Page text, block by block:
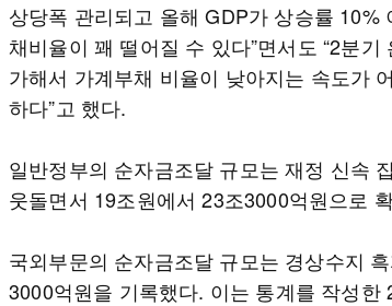
상당폭 관리되고 올해 GDP가 상승률 10%
채비율이 꽤 떨어질 수 있다”면서도 “2분
가해서 가계부채 비율이 낮아지는 속도가
하다”고 했다.
일반정부의 순자금조달 규모는 재정 신속
웃돌면서 19조원에서 23조3000억원으로
국외부문의 순자금조달 규모는 경상수지
3000억원을 기록했다. 이는 통계를 작성한